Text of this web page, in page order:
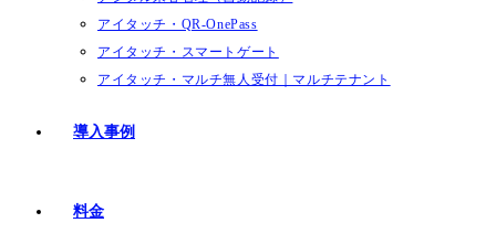
アイタッチ・QR-OnePass
アイタッチ・スマートゲート
アイタッチ・マルチ無人受付｜マルチテナント
導入事例
料金